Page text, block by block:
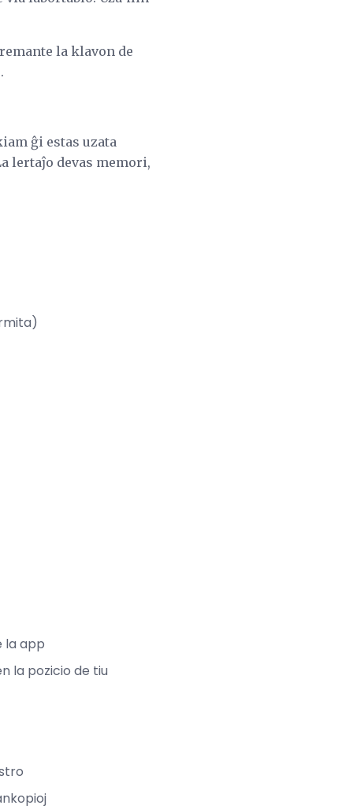
la klavon de
ĝi estas uzata
lertaĵo devas memori,
la app
la pozicio de tiu